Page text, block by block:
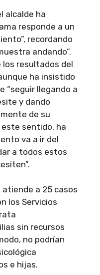
alcalde ha
responde a un
recordando
andando”.
los resultados del
ha insistido
“seguir llegando a
y dando
de su
este sentido, ha
va a ir del
a todos estos
a 25 casos
los Servicios
sin recursos
no podrían
e hijas.